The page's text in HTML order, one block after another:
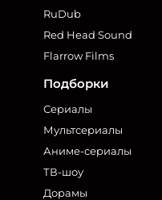
RuDub
Red Head Sound
Flarrow Films
Подборки
Сериалы
Мультсериалы
Аниме-сериалы
ТВ-шоу
Дорамы